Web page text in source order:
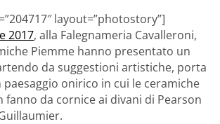
layout=”photostory”]
2017, alla Falegnameria Cavalleroni,
Piemme hanno presentato un
da suggestioni artistiche, porta
onirico in cui le ceramiche
fanno da cornice ai divani di Pearson